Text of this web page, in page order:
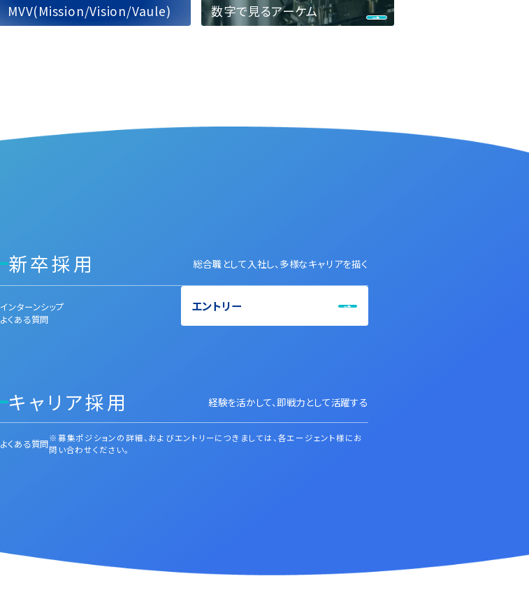
MVV(Mission/Vision/Vaule) 数字で見るアーケム
新卒採用 総合職として入社し、多様なキャリアを描く
インターンシップ
よくある質問
エントリー
キャリア採用 経験を活かして、即戦力として活躍する
よくある質問※募集ポジションの詳細、およびエントリーにつきましては、各エージェント様にお
問い合わせください。